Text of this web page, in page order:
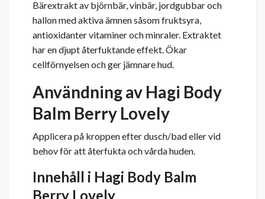
Bärextrakt av björnbär, vinbär, jordgubbar och
hallon med aktiva ämnen såsom fruktsyra,
antioxidanter vitaminer och minraler. Extraktet
har en djupt återfuktande effekt. Ökar
cellförnyelsen och ger jämnare hud.
Användning av Hagi Body
Balm Berry Lovely
Applicera på kroppen efter dusch/bad eller vid
behov för att återfukta och vårda huden.
Innehåll i Hagi Body Balm
Berry Lovely